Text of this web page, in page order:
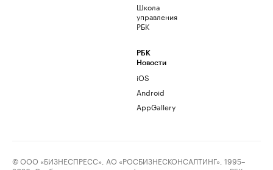
Школа
управления
РБК
РБК
Новости
iOS
Android
AppGallery
© ООО «БИЗНЕСПРЕСС», АО «РОСБИЗНЕСКОНСАЛТИНГ», 1995–